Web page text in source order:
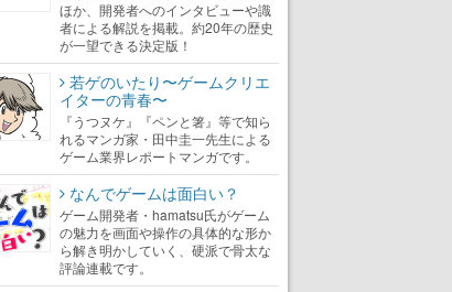
ほか、開発者へのインタビューや識
者による解説を掲載。約20年の歴史
が一望できる決定版！
若ゲのいたり〜ゲームクリエ
イターの青春〜
『うつヌケ』『ペンと箸』等で知ら
れるマンガ家・田中圭一先生による
ゲーム業界レポートマンガです。
なんでゲームは面白い？
ゲーム開発者・hamatsu氏がゲーム
の魅力を画面や操作の具体的な形か
ら解き明かしていく、硬派で骨太な
評論連載です。